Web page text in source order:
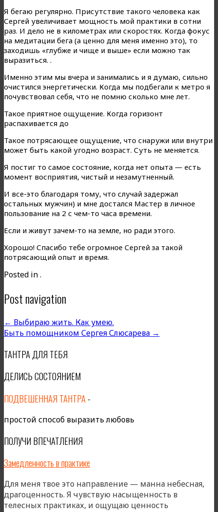
Я бегаю регулярно. Присутствие такого человека как
Сергей увеличивает мощность мой практики в сотни
раз. И дело не в километрах или скоростях. Когда фокус
на медитации бега (а ценно для меня именно это), то
заходишь «глубже и чище и выше» если можно так
выразиться. .
Именно этим мы вчера и занимались и я думаю, сильно
очистился энергетически. Когда мы подбегали к метро я
почувствовал себя, что не помню сколько мне лет.
Такое приятное ощущение. Когда горизонт
распахивается до
Такое потрясающее ощущение, что снаружи или внутри
может быть какой угодно возраст. Суть не меняется.
Я постиг то самое состояние, когда нет опыта — есть
момент восприятия, чистый и незамутненный.
И все-это благодаря тому, что случай задержал
остальных мужчин) и мне достался Мастер в личное
пользование на 2 с чем-то часа времени.
Если и живут зачем-то на земле, но ради этого.
Хорошо! Спасибо тебе огромное Сергей за такой
потрясающий опыт и время.
Posted in .
Post navigation
← Выбираю жить. Как умею.
Быть помощником Сергея Слюсарева →
ТАНТРА ДЛЯ ТЕБЯ
ДЕЛИСЬ СОСТОЯНИЕМ
ПОДВЕШЕННАЯ ТАНТРА-
простой способ выразить любовь
ПОЛУЧИ ВПЕЧАТЛЕНИЯ
Замедленность в практике
Для меня твое это направление — манна небесная,
драгоценность. Я чувствую насыщенность в
телесных практиках, и ощущаю ценность